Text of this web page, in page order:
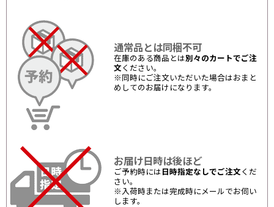
通常品とは同梱不可
在庫のある商品とは別々のカートでご注
文 ください。
※同時にご注文いただいた場合はおまと
めしてのお届けになります。
お届け日時は後ほど
ご予約時には 日時指定なしでご注文 くだ
さい。
※入荷時または完成時にメールでお伺い
します。